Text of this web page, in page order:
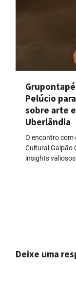
Pelúcio
sobre arte
Uberlândia
O encontro com
Cultural Galpão
insights
Deixe uma